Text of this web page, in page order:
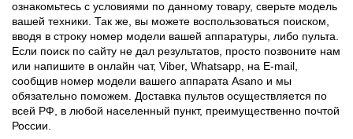
ознакомьтесь с условиями по данному товару, сверьте модель
вашей техники. Так же, вы можете воспользоваться поиском,
вводя в строку номер модели вашей аппаратуры, либо пульта.
Если поиск по сайту не дал результатов, просто позвоните нам
или напишите в онлайн чат, Viber, Whatsapp, на E-mail,
сообщив номер модели вашего аппарата Asano и мы
обязательно поможем. Доставка пультов осуществляется по
всей РФ, в любой населенный пункт, преимущественно почтой
России.